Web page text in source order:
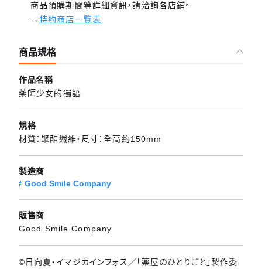
商品預購期間等詳細資訊，請洽詢各店鋪。
→特約商店一覽表
商品規格
作品名稱
藥師少女的獨語
規格
材質：聚酯纖維・尺寸：全高約150mm
製造商
Good Smile Company
販售商
Good Smile Company
©日向夏・イマジカインフォス／「薬屋のひとりごと」製作委